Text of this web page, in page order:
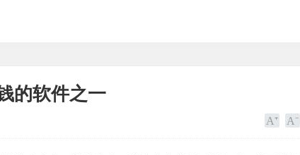
的软件之一